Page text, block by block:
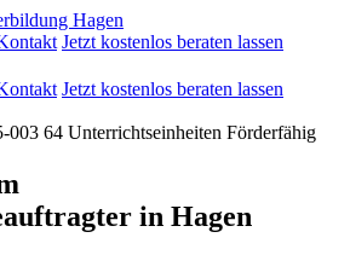
Jetzt kostenlos beraten lassen
Jetzt kostenlos beraten lassen
003 64 Unterrichtseinheiten Förderfähig
in Hagen